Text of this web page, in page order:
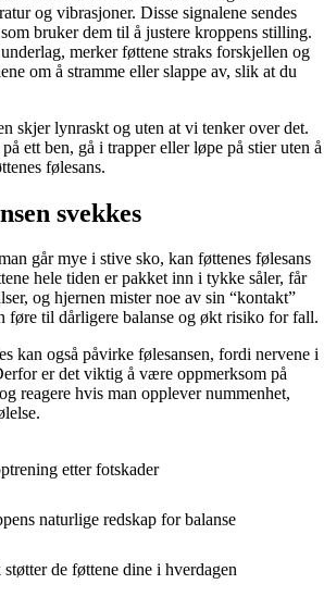
og vibrasjoner. Disse signalene sendes
bruker dem til å justere kroppens stilling.
merker føttene straks forskjellen og
om å stramme eller slappe av, slik at du
skjer lynraskt og uten at vi tenker over det.
ett ben, gå i trapper eller løpe på stier uten å
følesans.
svekkes
går mye i stive sko, kan føttenes følesans
hele tiden er pakket inn i tykke såler, får
og hjernen mister noe av sin “kontakt”
føre til dårligere balanse og økt risiko for fall.
kan også påvirke følesansen, fordi nervene i
er det viktig å være oppmerksom på
reagere hvis man opplever nummenhet,
etter fotskader
naturlige redskap for balanse
de føttene dine i hverdagen